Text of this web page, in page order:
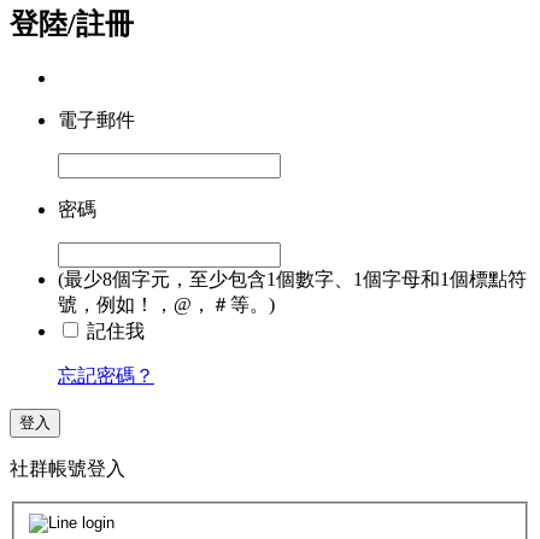
登陸/註冊
電子郵件
密碼
(最少8個字元，至少包含1個數字、1個字母和1個標點符
號，例如！，@，＃等。)
記住我
忘記密碼？
登入
社群帳號登入